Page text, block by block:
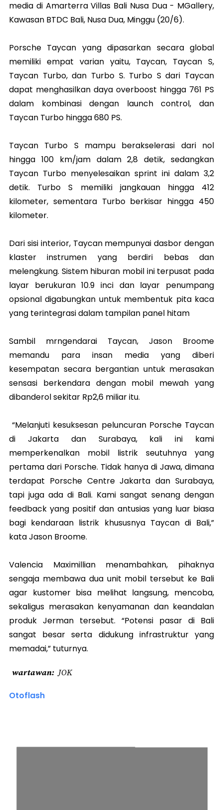
media di Amarterra Villas Bali Nusa Dua - MGallery,
Kawasan BTDC Bali, Nusa Dua, Minggu (20/6).
Porsche Taycan yang dipasarkan secara global
memiliki empat varian yaitu, Taycan, Taycan S,
Taycan Turbo, dan Turbo S. Turbo S dari Taycan
dapat menghasilkan daya overboost hingga 761 PS
dalam kombinasi dengan launch control, dan
Taycan Turbo hingga 680 PS.
Taycan Turbo S mampu berakselerasi dari nol
hingga 100 km/jam dalam 2,8 detik, sedangkan
Taycan Turbo menyelesaikan sprint ini dalam 3,2
detik. Turbo S memiliki jangkauan hingga 412
kilometer, sementara Turbo berkisar hingga 450
kilometer.
Dari sisi interior, Taycan mempunyai dasbor dengan
klaster instrumen yang berdiri bebas dan
melengkung. Sistem hiburan mobil ini terpusat pada
layar berukuran 10.9 inci dan layar penumpang
opsional digabungkan untuk membentuk pita kaca
yang terintegrasi dalam tampilan panel hitam
Sambil mrngendarai Taycan, Jason Broome
memandu para insan media yang diberi
kesempatan secara bergantian untuk merasakan
sensasi berkendara dengan mobil mewah yang
dibanderol sekitar Rp2,6 miliar itu.
“Melanjuti kesuksesan peluncuran Porsche Taycan
di Jakarta dan Surabaya, kali ini kami
memperkenalkan mobil listrik seutuhnya yang
pertama dari Porsche. Tidak hanya di Jawa, dimana
terdapat Porsche Centre Jakarta dan Surabaya,
tapi juga ada di Bali. Kami sangat senang dengan
feedback yang positif dan antusias yang luar biasa
bagi kendaraan listrik khususnya Taycan di Bali,”
kata Jason Broome.
Valencia Maximillian menambahkan, pihaknya
sengaja membawa dua unit mobil tersebut ke Bali
agar kustomer bisa melihat langsung, mencoba,
sekaligus merasakan kenyamanan dan keandalan
produk Jerman tersebut. “Potensi pasar di Bali
sangat besar serta didukung infrastruktur yang
memadai,” tuturnya.
wartawan JOK
Otoflash